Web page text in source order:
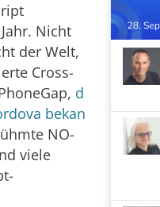
Nicht
der Welt,
Cross-
d
bekan
NO-
viele